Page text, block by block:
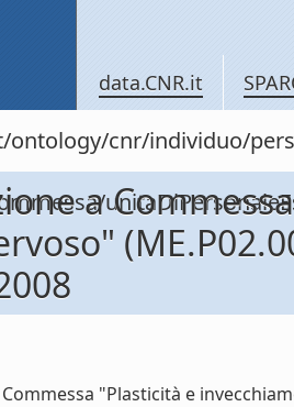
data.CNR.it
ontology/cnr/individuo/
a
"Plasticità e